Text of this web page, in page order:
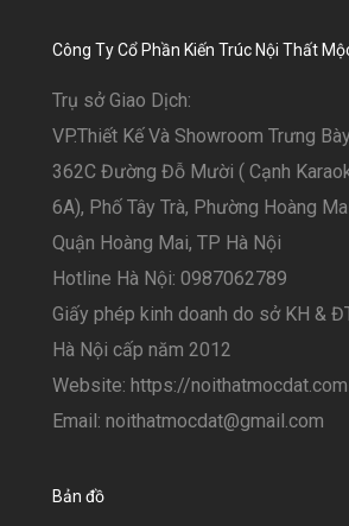
Công Ty Cổ Phần Kiến Trúc Nội Thất
Trụ sở Giao Dịch:
VP.Thiết Kế Và Showroom Trưng
362C Đường Đỗ Mười ( Cạnh
6A), Phố Tây Trà, Phường Hoàng
Quận Hoàng Mai, TP Hà Nội
Hotline Hà Nội: 0987062789
Giấy phép kinh doanh do sở KH &
Hà Nội cấp năm 2012
Website: https://noithatmocdat.com
Email: noithatmocdat@gmail.com
Bản đồ